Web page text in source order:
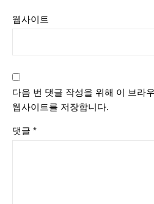
웹사이트
다음 번 댓글 작성을 위해 이 브라
웹사이트를 저장합니다.
댓글 *